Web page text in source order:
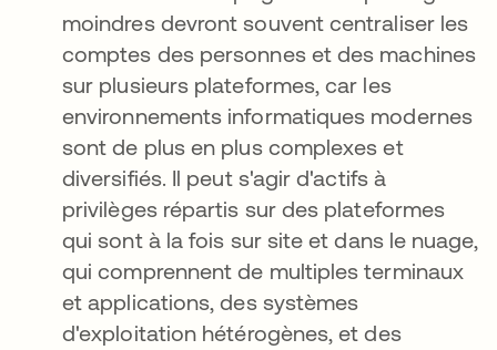
moindres devront souvent centraliser les
comptes des personnes et des machines
sur plusieurs plateformes, car les
environnements informatiques modernes
sont de plus en plus complexes et
diversifiés. Il peut s'agir d'actifs à
privilèges répartis sur des plateformes
qui sont à la fois sur site et dans le nuage,
qui comprennent de multiples terminaux
et applications, des systèmes
d'exploitation hétérogènes, et des